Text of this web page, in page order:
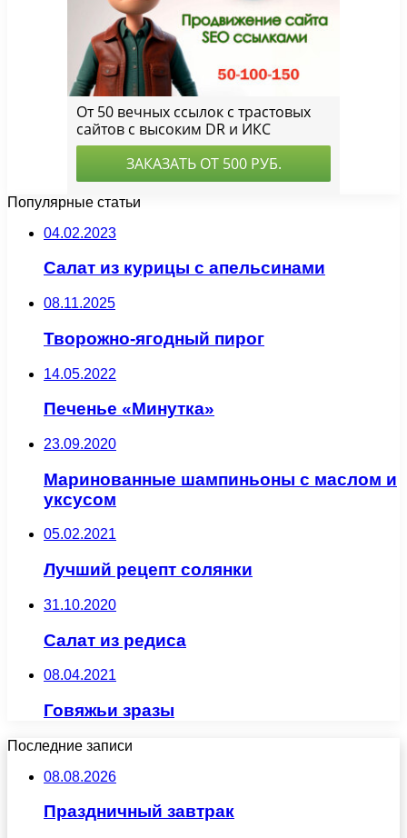
Популярные статьи
04.02.2023
Салат из курицы с апельсинами
08.11.2025
Творожно-ягодный пирог
14.05.2022
Печенье «Минутка»
23.09.2020
Маринованные шампиньоны с маслом и
уксусом
05.02.2021
Лучший рецепт солянки
31.10.2020
Салат из редиса
08.04.2021
Говяжьи зразы
Последние записи
08.08.2026
Праздничный завтрак